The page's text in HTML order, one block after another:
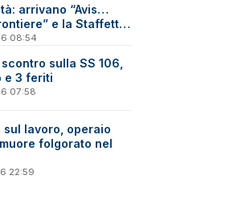
arrivano “Avis…
e la Staffetta
08:54
sulla SS 106,
e 3 feriti
07:58
sul lavoro, operaio
folgorato nel
22:59